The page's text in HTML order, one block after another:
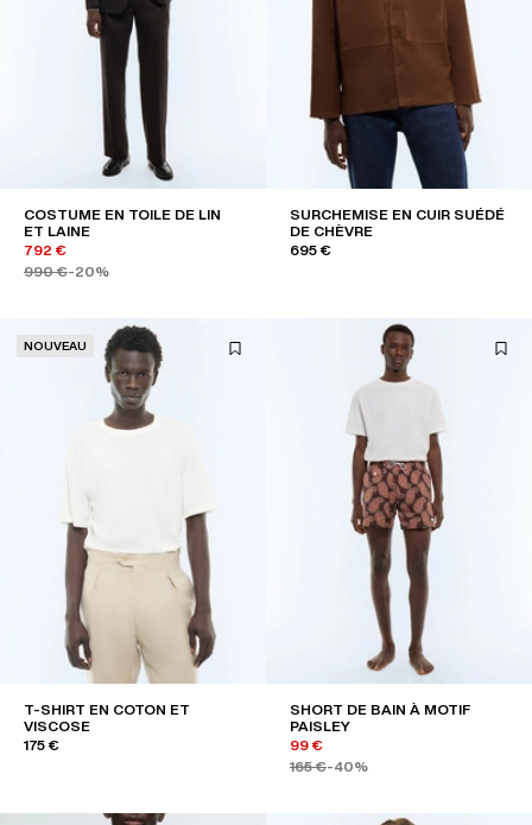
COSTUME EN TOILE DE LIN
ET LAINE
792 €
990 €-20%
SURCHEMISE EN CUIR SUÉDÉ
DE CHÈVRE
695 €
NOUVEAU
T-SHIRT EN COTON ET
VISCOSE
175 €
SHORT DE BAIN À MOTIF
PAISLEY
99 €
165 €-40%